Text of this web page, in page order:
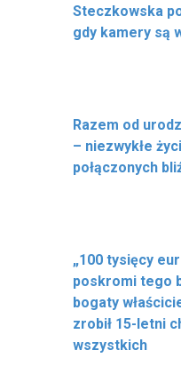
Steczkowska
gdy kamery są
Razem od
– niezwykłe
połączonych
„100 tysięcy
poskromi tego
bogaty
zrobił 15-letni
wszystkich